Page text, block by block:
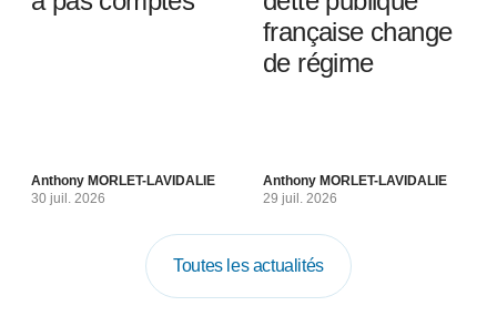
Anthony MORLET-LAVIDALIE
30 juil. 2026
française change
de régime
Anthony MORLET-LAVIDALIE
29 juil. 2026
Toutes les actualités